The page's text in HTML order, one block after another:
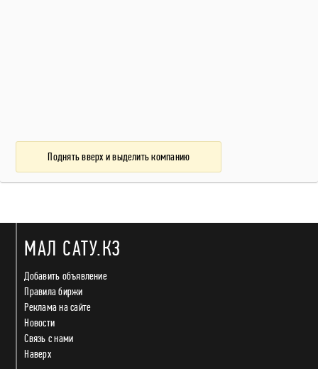
Поднять вверх и выделить компанию
МАЛ САТУ.КЗ
Добавить объявление
Правила биржи
Реклама на сайте
Новости
Связь с нами
Наверх